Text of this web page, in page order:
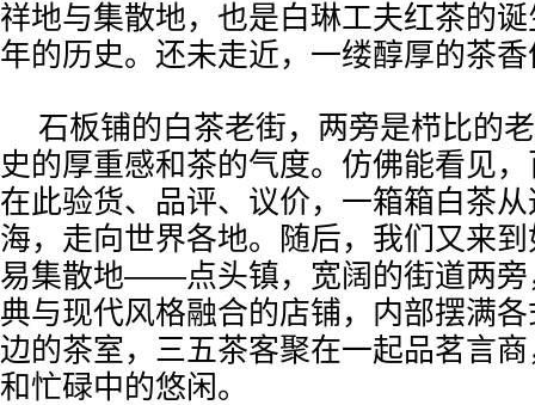
祥地与集散地，也是白琳工夫红茶的
年的历史。还未走近，一缕醇厚的茶
石板铺的白茶老街，两旁是栉比的
史的厚重感和茶的气度。仿佛能看见
在此验货、品评、议价，一箱箱白茶
海，走向世界各地。随后，我们又来
易集散地——点头镇，宽阔的街道两旁
典与现代风格融合的店铺，内部摆满
边的茶室，三五茶客聚在一起品茗言
和忙碌中的悠闲。